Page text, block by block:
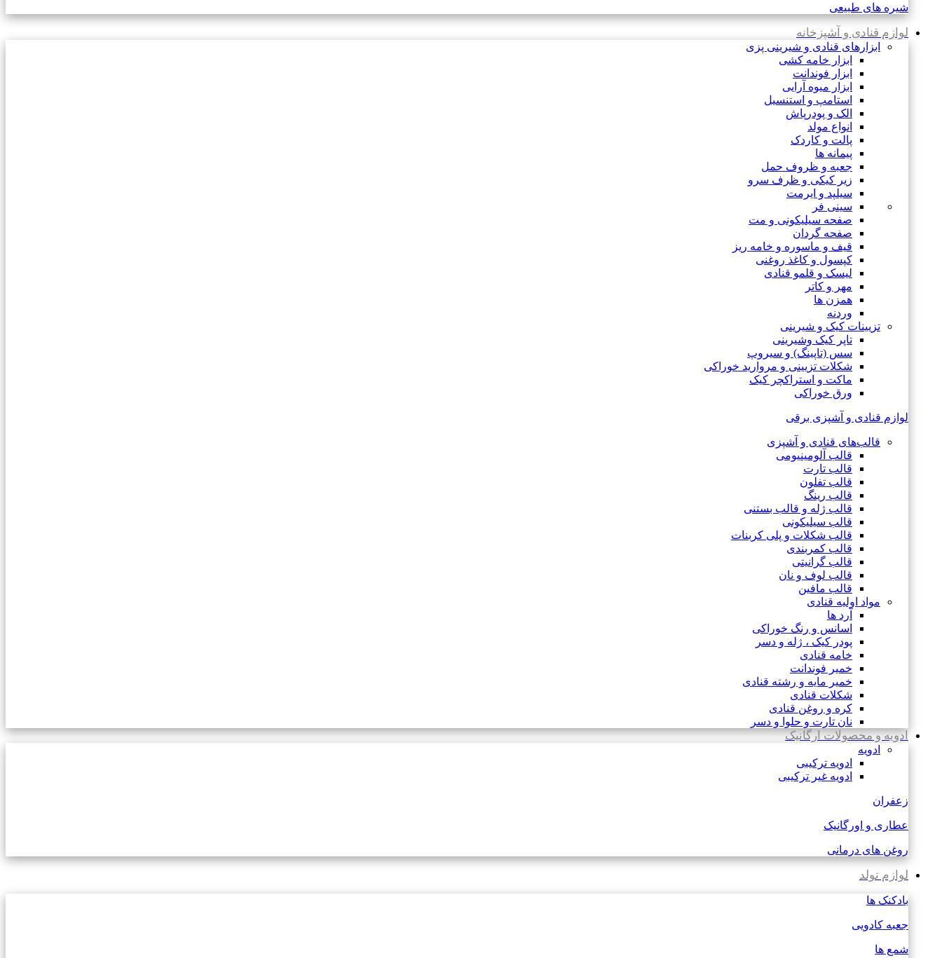
شیره های طبیعی
لوازم قنادی و آشپزخانه
ابزارهای قنادی و شیرینی پزی
ابزار خامه کشی
ابزار فوندانت
ابزار میوه آرایی
استامپ و استنسیل
الک و پودرپاش
انواع مولد
پالت و کاردک
پیمانه ها
جعبه و ظروف حمل
زیر کیکی و ظرف سرو
سیلپد و ایرمت
سینی فر
صفحه سیلیکونی و مت
صفحه گردان
قیف و ماسوره و خامه ریز
کپسول و کاغذ روغنی
لیسک و قلمو قنادی
مهر و کاتر
همزن ها
وردنه
تزیینات کیک و شیرینی
تاپر کیک وشیرینی
سس (تاپینگ) و سیروپ
شکلات تزیینی و مروارید خوراکی
ماکت و استراکچر کیک
ورق خوراکی
لوازم قنادی و آشپزی برقی
قالب‌های قنادی و آشپزی
قالب آلومینیومی
قالب تارت
قالب تفلون
قالب رینگ
قالب ژله و قالب بستنی
قالب سیلیکونی
قالب شکلات و پلی کربنات
قالب کمربندی
قالب گرانیتی
قالب لوف و نان
قالب مافین
مواد اولیه قنادی
آرد ها
اسانس و رنگ خوراکی
پودر کیک ، ژله و دسر
خامه قنادی
خمیر فوندانت
خمیر مایه و رشته قنادی
شکلات قنادی
کره و روغن قنادی
نان تارت و حلوا و دسر
ادویه و محصولات ارگانیک
ادویه
ادویه ترکیبی
ادویه غیر ترکیبی
زعفران
عطاری و اورگانیک
روغن های درمانی
لوازم تولد
بادکنک ها
جعبه کادویی
شمع ها